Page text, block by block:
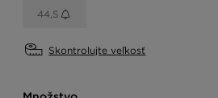
44,5
Skontrolujte veľkosť